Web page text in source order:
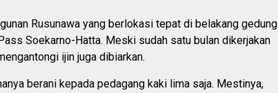
Rusunawa yang berlokasi tepat di belakang gedung
Soekarno-Hatta. Meski sudah satu bulan dikerjakan
ijin juga dibiarkan.
berani kepada pedagang kaki lima saja. Mestinya,